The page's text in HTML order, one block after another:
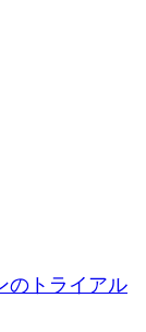
のトライアル